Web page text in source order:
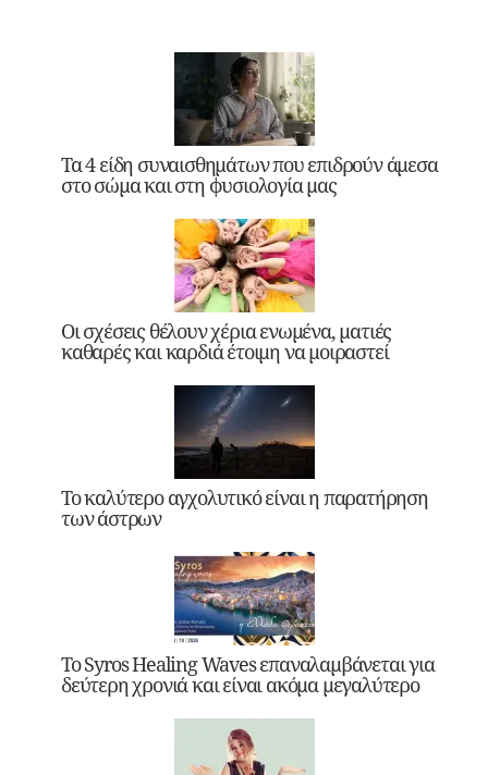
Τα 4 είδη συναισθημάτων που επιδρούν άμεσα
στο σώμα και στη φυσιολογία μας
Οι σχέσεις θέλουν χέρια ενωμένα, ματιές
καθαρές και καρδιά έτοιμη να μοιραστεί
Το καλύτερο αγχολυτικό είναι η παρατήρηση
των άστρων
Το Syros Healing Waves επαναλαμβάνεται για
δεύτερη χρονιά και είναι ακόμα μεγαλύτερο